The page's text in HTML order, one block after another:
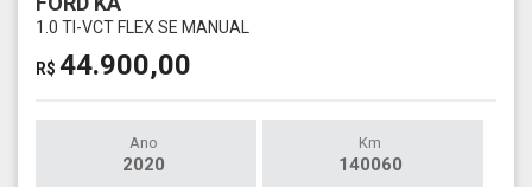
1.0 TI-VCT FLEX SE MANUAL
R$ 44.900,00
Ano
2020
Km
140060